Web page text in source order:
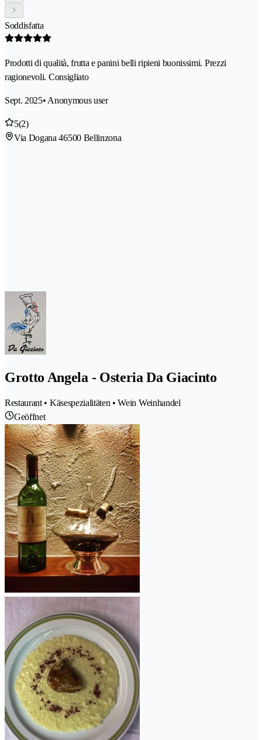
Soddisfatta
Prodotti di qualità, frutta e panini belli ripieni buonissimi. Prezzi
ragionevoli. Consigliato
Sept. 2025• Anonymous user
5(2)
Via Dogana 46500 Bellinzona
Grotto Angela - Osteria Da Giacinto
Restaurant • Käsespezialitäten • Wein Weinhandel
Geöffnet